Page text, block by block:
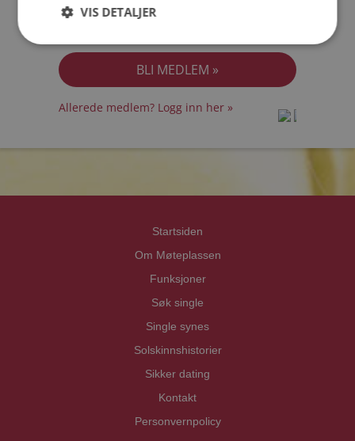
Jeg akseptererMedlemsvilkårene
Allerede medlem? Logg inn her »
Startsiden
Om Møteplassen
Funksjoner
Søk single
Single synes
Solskinnshistorier
Sikker dating
Kontakt
Personvernpolicy
VIS DETALJER